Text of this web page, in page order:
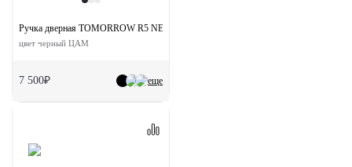
еще
Ручка дверная TOMORROW R5 NERO раздельная на круглой розетке
цвет черный ЦАМ
7 500₽